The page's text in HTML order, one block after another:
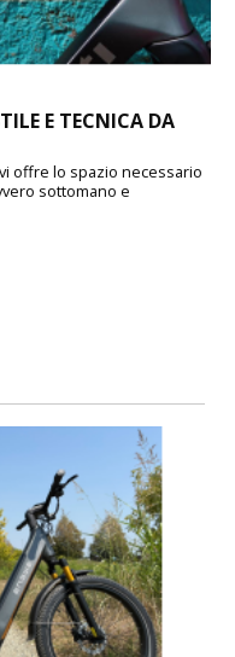
E TECNICA DA
vi offre lo spazio necessario
sottomano e